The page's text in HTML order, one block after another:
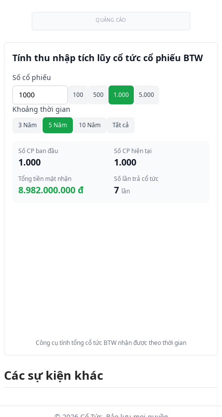
QUẢNG CÁO
Tính thu nhập tích lũy cổ tức cổ phiếu BTW
Số cổ phiếu
100 500 1.000 5.000
Khoảng thời gian
3 Năm 5 Năm 10 Năm Tất cả
Số CP ban đầu
1.000
Số CP hiện tại
1.000
Tổng tiền mặt nhận
8.982.000.000 đ
Số lần trả cổ tức
7 lần
Công cụ tính tổng cổ tức BTW nhận được theo thời gian
Các sự kiện khác